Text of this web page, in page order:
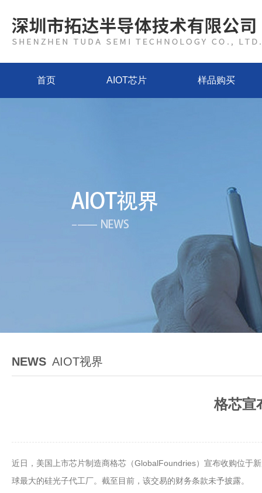
首页 AIOT芯片 样品购买
NEWS AIOT视界
格芯宣
近日，美国上市芯片制造商格芯（GlobalFoundries）宣布收购位于
球最大的硅光子代工厂。截至目前，该交易的财务条款未予披露。